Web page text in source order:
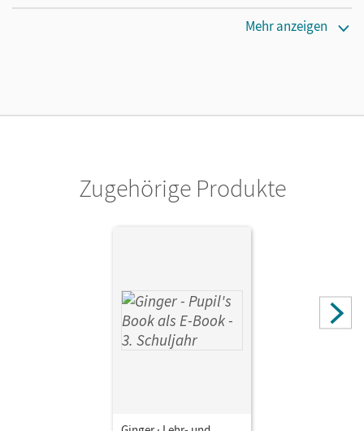
Kraaz, Ulrike; Simon, Christel; Caspari-Grote, Kerstin;
Mehr anzeigen
Zugehörige Produkte